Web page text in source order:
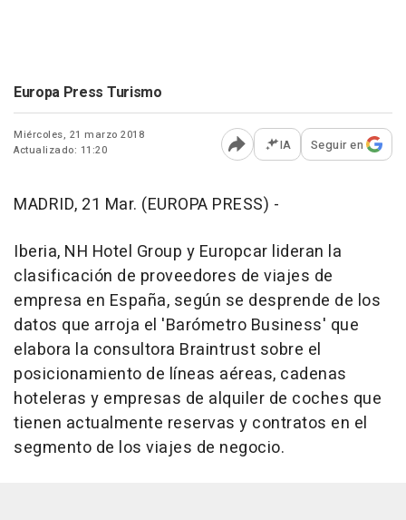
Europa Press Turismo
Miércoles, 21 marzo 2018
Actualizado: 11:20
Abrir opciones para
IA Seguir en
MADRID, 21 Mar. (EUROPA PRESS) -
Iberia, NH Hotel Group y Europcar lideran la
clasificación de proveedores de viajes de
empresa en España, según se desprende de los
datos que arroja el 'Barómetro Business' que
elabora la consultora Braintrust sobre el
posicionamiento de líneas aéreas, cadenas
hoteleras y empresas de alquiler de coches que
tienen actualmente reservas y contratos en el
segmento de los viajes de negocio.